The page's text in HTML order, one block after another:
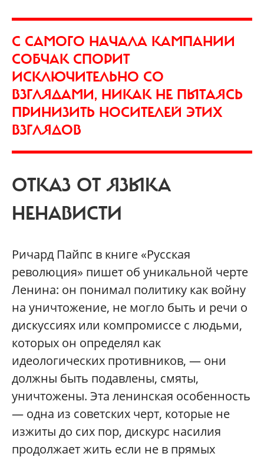
С САМОГО НАЧАЛА КАМПАНИИ
СОБЧАК СПОРИТ
ИСКЛЮЧИТЕЛЬНО СО
ВЗГЛЯДАМИ, НИКАК НЕ ПЫТАЯСЬ
ПРИНИЗИТЬ НОСИТЕЛЕЙ ЭТИХ
ВЗГЛЯДОВ
ОТКАЗ ОТ ЯЗЫКА
НЕНАВИСТИ
Ричард Пайпс в книге «Русская
революция» пишет об уникальной черте
Ленина: он понимал политику как войну
на уничтожение, не могло быть и речи о
дискуссиях или компромиссе с людьми,
которых он определял как
идеологических противников, — они
должны быть подавлены, смяты,
уничтожены. Эта ленинская особенность
— одна из советских черт, которые не
изжиты до сих пор, дискурс насилия
продолжает жить если не в прямых